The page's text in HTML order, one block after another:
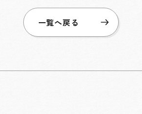
一覧へ戻る